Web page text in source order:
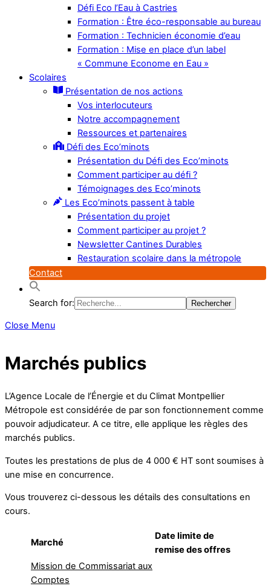
Défi Eco l’Eau à Castries
Formation : Être éco-responsable au bureau
Formation : Technicien économie d’eau
Formation : Mise en place d’un label
« Commune Econome en Eau »
Scolaires
Présentation de nos actions
Vos interlocuteurs
Notre accompagnement
Ressources et partenaires
Défi des Eco’minots
Présentation du Défi des Eco’minots
Comment participer au défi ?
Témoignages des Eco’minots
Les Eco’minots passent à table
Présentation du projet
Comment participer au projet ?
Newsletter Cantines Durables
Restauration scolaire dans la métropole
Contact
Search for:
Close Menu
Marchés publics
L’Agence Locale de l’Énergie et du Climat Montpellier
Métropole est considérée de par son fonctionnement comme
pouvoir adjudicateur. A ce titre, elle applique les règles des
marchés publics.
Toutes les prestations de plus de 4 000 € HT sont soumises à
une mise en concurrence.
Vous trouverez ci-dessous les détails des consultations en
cours.
Marché
Date limite de
remise des offres
Mission de Commissariat aux
Comptes